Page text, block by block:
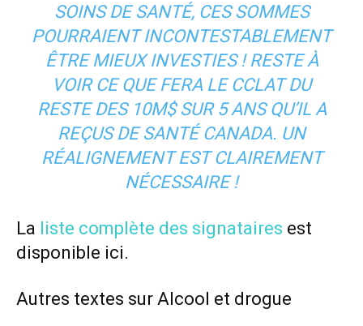
SOINS DE SANTÉ, CES SOMMES
POURRAIENT INCONTESTABLEMENT
ÊTRE MIEUX INVESTIES ! RESTE À
VOIR CE QUE FERA LE CCLAT DU
RESTE DES 10M$ SUR 5 ANS QU’IL A
REÇUS DE SANTÉ CANADA. UN
RÉALIGNEMENT EST CLAIREMENT
NÉCESSAIRE !
La liste complète des signataires est
disponible ici.
Autres textes sur Alcool et drogue